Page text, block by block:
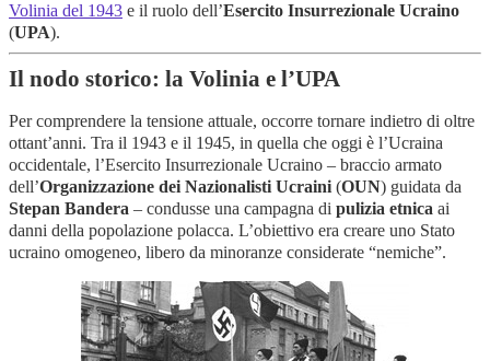
Volinia del 1943 e il ruolo dell’Esercito Insurrezionale Ucraino
(UPA).
Il nodo storico: la Volinia e l’UPA
Per comprendere la tensione attuale, occorre tornare indietro di oltre
ottant’anni. Tra il 1943 e il 1945, in quella che oggi è l’Ucraina
occidentale, l’Esercito Insurrezionale Ucraino – braccio armato
dell’Organizzazione dei Nazionalisti Ucraini (OUN) guidata da
Stepan Bandera – condusse una campagna di pulizia etnica ai
danni della popolazione polacca. L’obiettivo era creare uno Stato
ucraino omogeneo, libero da minoranze considerate “nemiche”.